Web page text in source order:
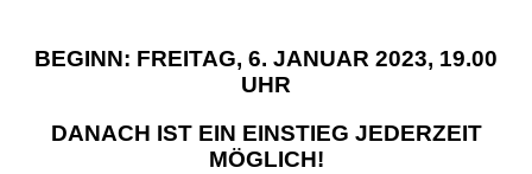
BEGINN: FREITAG, 6. JANUAR 2023, 19.00
UHR
DANACH IST EIN EINSTIEG JEDERZEIT
MÖGLICH!